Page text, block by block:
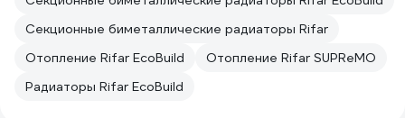
Секционные биметаллические радиаторы Rifar
Отопление Rifar EcoBuild
Отопление Rifar SUPReMO
Радиаторы Rifar EcoBuild